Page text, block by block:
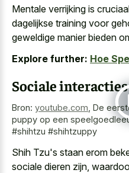
Mentale verrijking is
dagelijkse training voor
geweldige manier bieden
Explore further: Hoe
Sociale interacties
Bron: youtube.com De
puppy op een
#shihtzu #shihtzuppy
Shih Tzu's staan erom
sociale dieren zijn,